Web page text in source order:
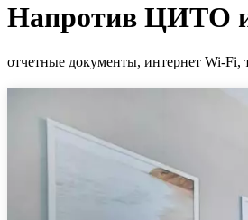
Напротив ЦИТО
отчетные документы, интернет Wi-Fi,